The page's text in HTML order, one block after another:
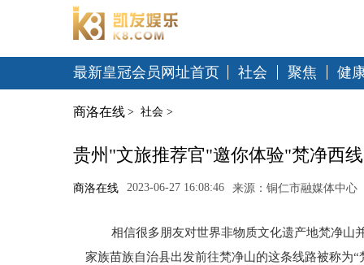
最新皇冠会员网址首页 社会 聚焦 健
商洛在线 > 社会 >
贵州"文旅推荐官"邀你体验"梵净西
商洛在线 2023-06-27 16:08:46 来源：铜仁市融媒体中心
相信很多朋友对世界非物质文化遗产地梵净山
家族苗族自治县出发前往梵净山的这条线路被称为“